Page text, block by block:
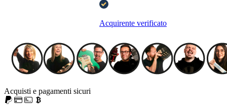
Acquirente verificato
Acquisti e pagamenti sicuri